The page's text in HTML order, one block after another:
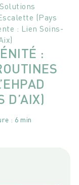
(Pays
: Lien Soins-
:
D’AIX)
: 6 min